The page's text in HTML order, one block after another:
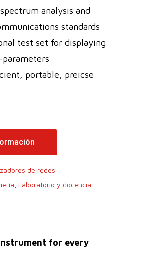
analysis and
standards
test set for displaying
parameters
portable, preicse
de redes
Laboratorio y docencia
for every